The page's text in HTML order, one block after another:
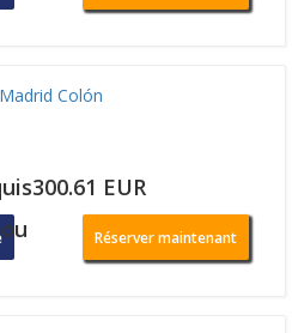
Colón
EUR
ou Réserver maintenant